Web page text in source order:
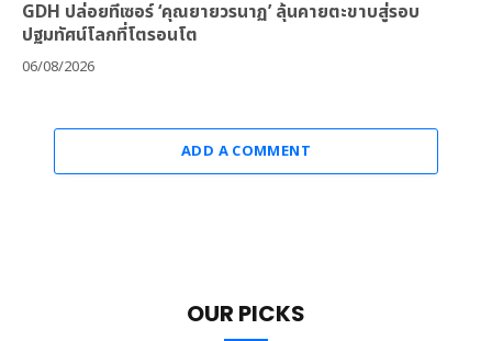
GDH ปล่อยทีเซอร์ ‘คุณยายวรนาฏ’ ลุ้นคายตะขาบสู่รอบ
ปฐมทัศน์โลกที่โตรอนโต
06/08/2026
ADD A COMMENT
OUR PICKS